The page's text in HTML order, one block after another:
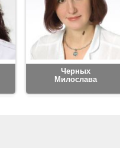
Черных
Милослава